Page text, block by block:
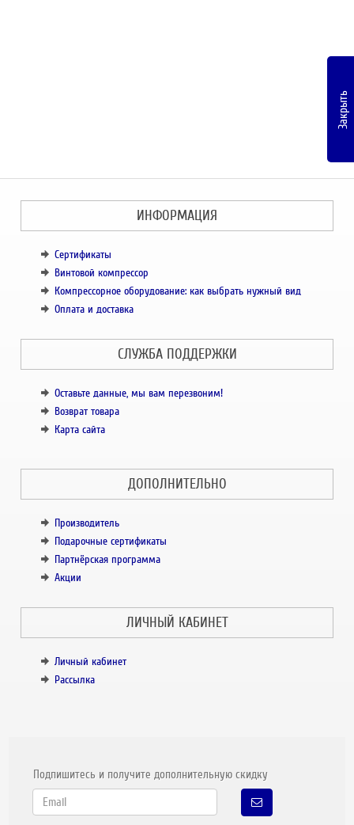
ИНФОРМАЦИЯ
Сертификаты
Винтовой компрессор
Компрессорное оборудование: как выбрать нужный вид
Оплата и доставка
СЛУЖБА ПОДДЕРЖКИ
Оставьте данные, мы вам перезвоним!
Возврат товара
Карта сайта
ДОПОЛНИТЕЛЬНО
Производитель
Подарочные сертификаты
Партнёрская программа
Акции
ЛИЧНЫЙ КАБИНЕТ
Личный кабинет
Рассылка
Подпишитесь и получите дополнительную скидку
Закрыть